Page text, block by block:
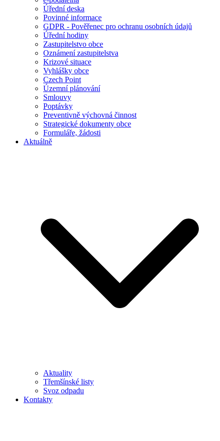
Úřední deska
Povinné informace
GDPR - Pověřenec pro ochranu osobních údajů
Úřední hodiny
Zastupitelstvo obce
Oznámení zastupitelstva
Krizové situace
Vyhlášky obce
Czech Point
Územní plánování
Smlouvy
Poptávky
Preventivně výchovná činnost
Strategické dokumenty obce
Formuláře, žádosti
Aktuálně
Aktuality
Třemšínské listy
Svoz odpadu
Kontakty